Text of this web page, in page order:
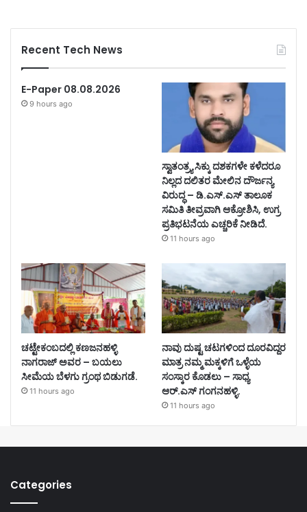
Recent Tech News
E-Paper 08.08.2026
9 hours ago
ಸ್ವಾತಂತ್ರ್ಯ ಸಿಕ್ಕು ದಶಕಗಳೇ ಕಳೆದರೂ
ನಿಲ್ಲದ ದಲಿತರ ಮೇಲಿನ ದೌರ್ಜನ್ಯ
ವಿರುದ್ಧ – ಡಿ.ಎಸ್.ಎಸ್ ತಾಲೂಕ
ಸಮಿತಿ ತೀವ್ರವಾಗಿ ಆಕ್ರೋಶಿಸಿ, ಉಗ್ರ
ಪ್ರತಿಭಟನೆಯ ಎಚ್ಚರಿಕೆ ನೀಡಿದೆ.
11 hours ago
ಚಟ್ಟೇಕಂಬದಲ್ಲಿ ಕಣಜನಹಳ್ಳಿ
ನಾಗರಾಜ್ ಅವರ – ಬಯಲು
ಸೀಮೆಯ ಬೆಳಗು ಗ್ರಂಥ ಬಿಡುಗಡೆ.
11 hours ago
ನಾವು ದುಷ್ಟ ಚಟಗಳಿಂದ ದೂರವಿದ್ದರ
ಮಾತ್ರ ನಮ್ಮ ಮಕ್ಕಳಿಗೆ ಒಳ್ಳೆಯ
ಸಂಸ್ಕಾರ ಕೊಡಲು – ಸಾಧ್ಯ
ಆರ್.ಎಸ್ ಗಂಗನಹಳ್ಳಿ.
11 hours ago
Categories